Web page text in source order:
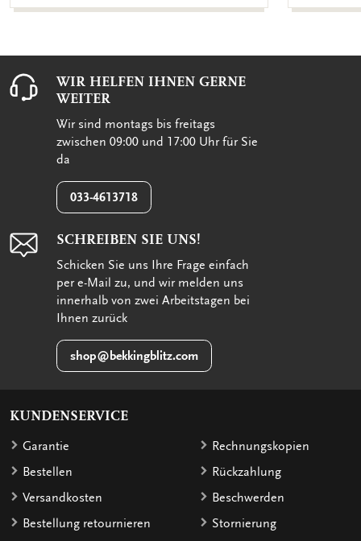
WIR HELFEN IHNEN GERNE
WEITER
Wir sind montags bis freitags
zwischen 09:00 und 17:00 Uhr für Sie
da
033-4613718
SCHREIBEN SIE UNS!
Schicken Sie uns Ihre Frage einfach
per e-Mail zu, und wir melden uns
innerhalb von zwei Arbeitstagen bei
Ihnen zurück
shop@bekkingblitz.com
KUNDENSERVICE
Garantie
Bestellen
Versandkosten
Bestellung retournieren
Rechnungskopien
Rückzahlung
Beschwerden
Stornierung